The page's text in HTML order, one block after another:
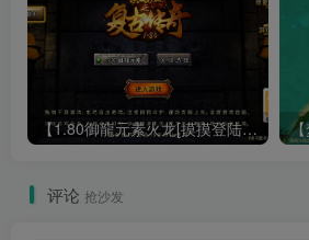
【1.80御龍元素火龙[摸摸登陆器]】战神引擎WIN服务端+GM工具+充值后台+双端+架设教程
评论 抢沙发